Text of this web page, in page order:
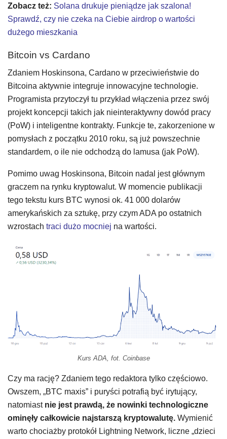
Zobacz też: Solana drukuje pieniądze jak szalona!
Sprawdź, czy nie czeka na Ciebie airdrop o wartości
dużego mieszkania
Bitcoin vs Cardano
Zdaniem Hoskinsona, Cardano w przeciwieństwie do
Bitcoina aktywnie integruje innowacyjne technologie.
Programista przytoczył tu przykład włączenia przez swój
projekt koncepcji takich jak nieinteraktywny dowód pracy
(PoW) i inteligentne kontrakty. Funkcje te, zakorzenione w
pomysłach z początku 2010 roku, są już powszechnie
standardem, o ile nie odchodzą do lamusa (jak PoW).
Pomimo uwag Hoskinsona, Bitcoin nadal jest głównym
graczem na rynku kryptowalut. W momencie publikacji
tego tekstu kurs BTC wynosi ok. 41 000 dolarów
amerykańskich za sztukę, przy czym ADA po ostatnich
wzrostach traci dużo mocniej na wartości.
Kurs ADA, fot. Coinbase
Czy ma rację? Zdaniem tego redaktora tylko częściowo.
Owszem, „BTC maxis” i puryści potrafią być irytujący,
natomiast nie jest prawdą, że nowinki technologiczne
ominęły całkowicie najstarszą kryptowalutę. Wymienić
warto chociażby protokół Lightning Network, liczne „dzieci